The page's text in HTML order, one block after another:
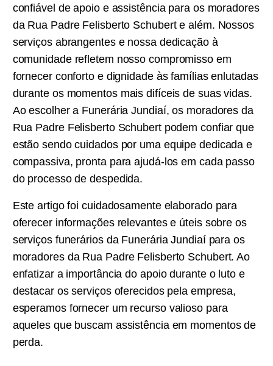
confiável de apoio e assistência para os moradores
da Rua Padre Felisberto Schubert e além. Nossos
serviços abrangentes e nossa dedicação à
comunidade refletem nosso compromisso em
fornecer conforto e dignidade às famílias enlutadas
durante os momentos mais difíceis de suas vidas.
Ao escolher a Funerária Jundiaí, os moradores da
Rua Padre Felisberto Schubert podem confiar que
estão sendo cuidados por uma equipe dedicada e
compassiva, pronta para ajudá-los em cada passo
do processo de despedida.
Este artigo foi cuidadosamente elaborado para
oferecer informações relevantes e úteis sobre os
serviços funerários da Funerária Jundiaí para os
moradores da Rua Padre Felisberto Schubert. Ao
enfatizar a importância do apoio durante o luto e
destacar os serviços oferecidos pela empresa,
esperamos fornecer um recurso valioso para
aqueles que buscam assistência em momentos de
perda.